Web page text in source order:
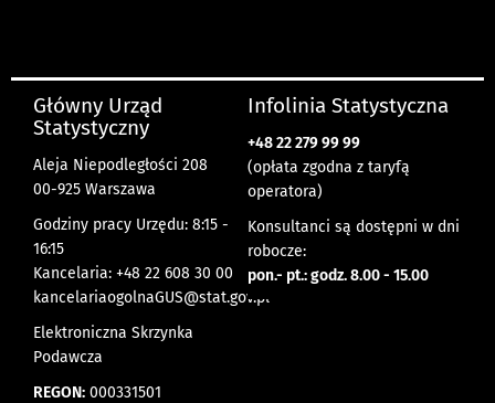
Główny Urząd
Statystyczny
Aleja Niepodległości 208
00-925 Warszawa
Godziny pracy Urzędu: 8:15 -
16:15
Kancelaria: +48 22 608 30 00
kancelariaogolnaGUS@stat.gov.pl
Elektroniczna Skrzynka
Podawcza
REGON: 000331501
Infolinia Statystyczna
+48 22 279 99 99
(opłata zgodna z taryfą
operatora)
Konsultanci są dostępni w dni
robocze:
pon.- pt.: godz. 8.00 - 15.00